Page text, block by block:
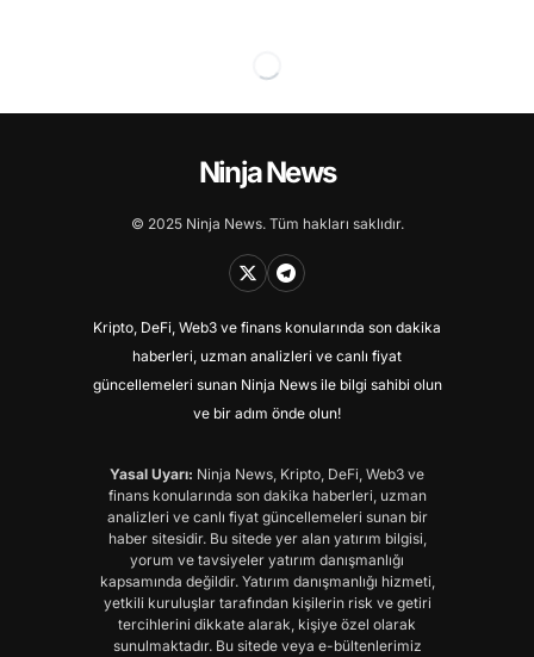
Ninja News
© 2025 Ninja News. Tüm hakları saklıdır.
Kripto, DeFi, Web3 ve finans konularında son dakika
haberleri, uzman analizleri ve canlı fiyat
güncellemeleri sunan Ninja News ile bilgi sahibi olun
ve bir adım önde olun!
Yasal Uyarı: Ninja News, Kripto, DeFi, Web3 ve
finans konularında son dakika haberleri, uzman
analizleri ve canlı fiyat güncellemeleri sunan bir
haber sitesidir. Bu sitede yer alan yatırım bilgisi,
yorum ve tavsiyeler yatırım danışmanlığı
kapsamında değildir. Yatırım danışmanlığı hizmeti,
yetkili kuruluşlar tarafından kişilerin risk ve getiri
tercihlerini dikkate alarak, kişiye özel olarak
sunulmaktadır. Bu sitede veya e-bültenlerimiz